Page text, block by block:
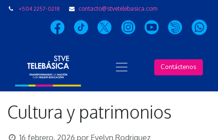
+504 2257-0218 contacto@stvetelebasica.com
Contáctenos
Cultura y patrimonios
16 febrero, 2026 por Evelyn Rodriguez